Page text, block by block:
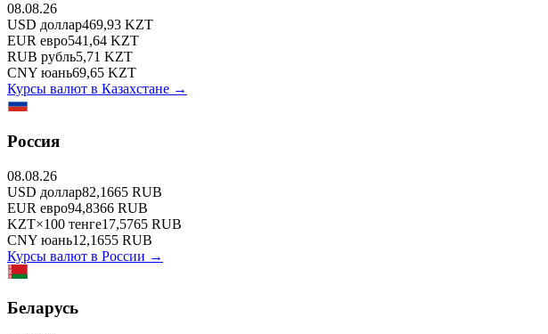
08.08.26
USD доллар469,93 KZT
EUR евро541,64 KZT
RUB рубль5,71 KZT
CNY юань69,65 KZT
Курсы валют в Казахстане →
Россия
08.08.26
USD доллар82,1665 RUB
EUR евро94,8366 RUB
KZT×100 тенге17,5765 RUB
CNY юань12,1655 RUB
Курсы валют в России →
Беларусь